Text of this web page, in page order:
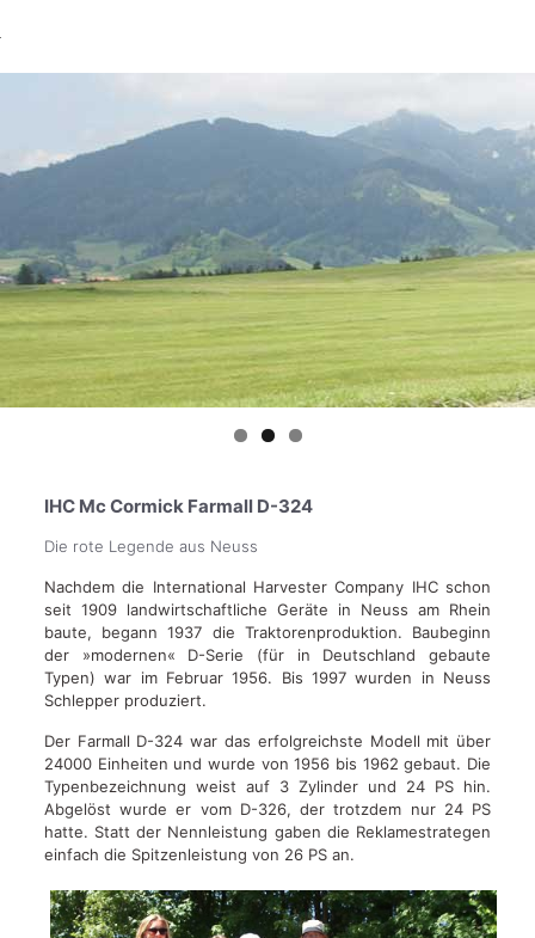
IHC Mc Cormick Farmall D-324
Die rote Legende aus Neuss
Nachdem die International Harvester Company IHC schon
seit 1909 landwirtschaftliche Geräte in Neuss am Rhein
baute, begann 1937 die Traktorenproduktion. Baubeginn
der »modernen« D-Serie (für in Deutschland gebaute
Typen) war im Februar 1956. Bis 1997 wurden in Neuss
Schlepper produziert.
Der Farmall D-324 war das erfolgreichste Modell mit über
24000 Einheiten und wurde von 1956 bis 1962 gebaut. Die
Typenbezeichnung weist auf 3 Zylinder und 24 PS hin.
Abgelöst wurde er vom D-326, der trotzdem nur 24 PS
hatte. Statt der Nennleistung gaben die Reklamestrategen
einfach die Spitzenleistung von 26 PS an.